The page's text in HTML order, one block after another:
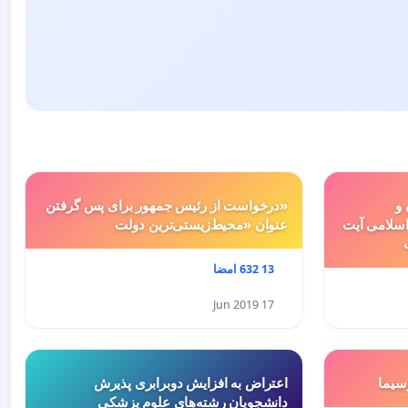
و
آیت
«درخواست از رئیس جمهور برای پس گرفتن
عنوان «محیط‌زیستی‌ترین دولت
13 632 امضا
17 Jun 2019
اعتراض به افزایش دوبرابری پذیرش
دانشجویان رشته‌های علوم پزشکی